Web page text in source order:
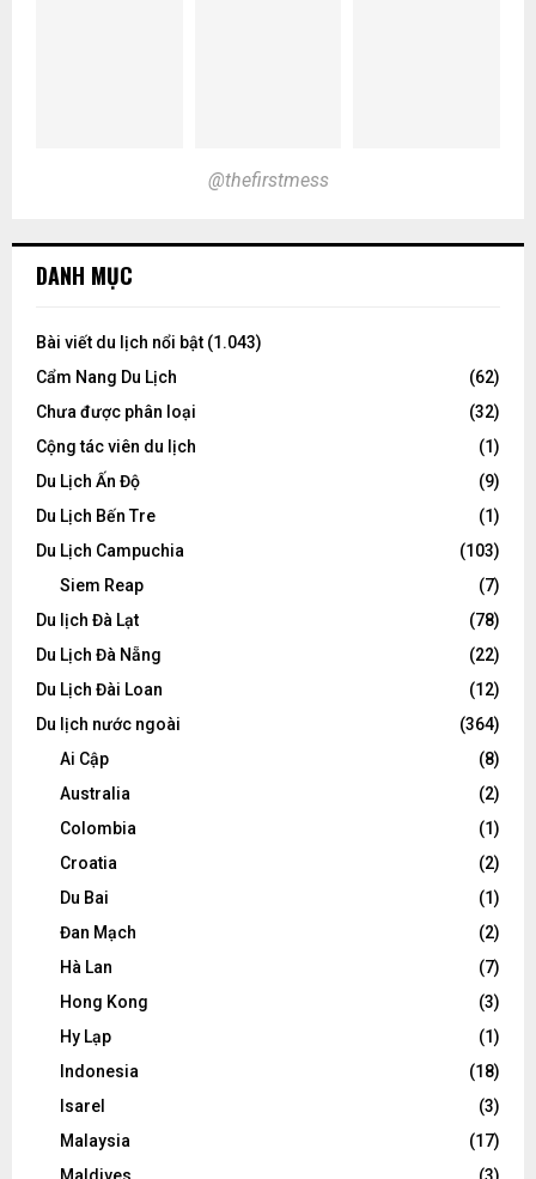
@thefirstmess
DANH MỤC
Bài viết du lịch nổi bật (1.043)
Cẩm Nang Du Lịch
(62)
Chưa được phân loại
(32)
Cộng tác viên du lịch
(1)
Du Lịch Ấn Độ
(9)
Du Lịch Bến Tre
(1)
Du Lịch Campuchia
(103)
Siem Reap
(7)
Du lịch Đà Lạt
(78)
Du Lịch Đà Nẵng
(22)
Du Lịch Đài Loan
(12)
Du lịch nước ngoài
(364)
Ai Cập
(8)
Australia
(2)
Colombia
(1)
Croatia
(2)
Du Bai
(1)
Đan Mạch
(2)
Hà Lan
(7)
Hong Kong
(3)
Hy Lạp
(1)
Indonesia
(18)
Isarel
(3)
Malaysia
(17)